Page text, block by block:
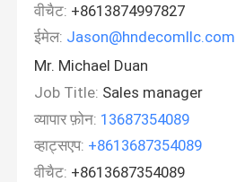
वीचैट: +8613874997827
ईमेल: Jason@hndecomllc.com
Mr. Michael Duan
Job Title: Sales manager
व्यापार फ़ोन: 13687354089
व्हाट्सएप: +8613687354089
वीचैट: +8613687354089